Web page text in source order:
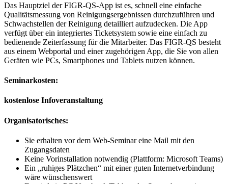
Das Hauptziel der FIGR-QS-App ist es, schnell eine einfache
Qualitätsmessung von Reinigungsergebnissen durchzuführen und
Schwachstellen der Reinigung detailliert aufzudecken. Die App
verfügt über ein integriertes Ticketsystem sowie eine einfach zu
bedienende Zeiterfassung für die Mitarbeiter. Das FIGR-QS besteht
aus einem Webportal und einer zugehörigen App, die Sie von allen
Geräten wie PCs, Smartphones und Tablets nutzen können.
Seminarkosten:
kostenlose Infoveranstaltung
Organisatorisches:
Sie erhalten vor dem Web-Seminar eine Mail mit den
Zugangsdaten
Keine Vorinstallation notwendig (Plattform: Microsoft Teams)
Ein „ruhiges Plätzchen“ mit einer guten Internetverbindung
wäre wünschenswert